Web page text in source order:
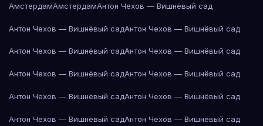
АмстердамАмстердамАнтон Чехов — Вишнёвый сад
Антон Чехов — Вишнёвый садАнтон Чехов — Вишнёвый сад
Антон Чехов — Вишнёвый садАнтон Чехов — Вишнёвый сад
Антон Чехов — Вишнёвый садАнтон Чехов — Вишнёвый сад
Антон Чехов — Вишнёвый садАнтон Чехов — Вишнёвый сад
Антон Чехов — Вишнёвый садАнтон Чехов — Вишнёвый сад